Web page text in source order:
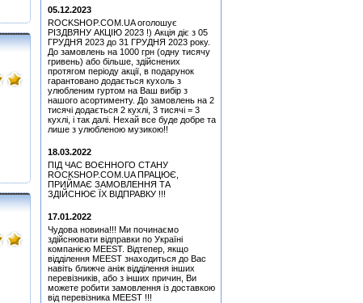
(Міка Тійскя)
Hart, Beth & Bonamassa,
Joe - Seesaw (CD)
Медіатор Uriah Heep - Phil
Lanzon (Філ Лансон)
(Green) Колекційний
Медіатор Uriah Heep - Phil
Lanzon (Філ Лансон) (Red)
Колекційний
Медіатор Uriah Heep - Phil
Колекційний
Медіатор Jyrki
Медіатор Uriah Heep - Phil
(Green) Колекційний
Медіатор Uriah Heep - Phil
Lanzon (Філ Лансон)
(Green) Колекційний
Медіатор Burning Dwarf
Attack Mr. Fastfinge Mika
Tyyska (Міка Тійскя)
05.12.2023
ROCKSHOP.COM.UA оголошує
РІЗДВЯНУ АКЦІЮ 2023 !) Акція діє з 05
ГРУДНЯ 2023 до 31 ГРУДНЯ 2023 року.
До замовлень на 1000 грн (одну тисячу
гривень) або більше, здійснених
протягом періоду акції, в подарунок
гарантовано додається кухоль з
улюбленим гуртом на Ваш вибір з
нашого асортименту. До замовлень на 2
тисячі додається 2 кухлі, 3 тисячі = 3
кухлі, і так далі. Нехай все буде добре та
лише з улюбленою музикою!!
18.03.2022
ПІД ЧАС ВОЄННОГО СТАНУ
ROCKSHOP.COM.UA ПРАЦЮЄ,
ПРИЙМАЄ ЗАМОВЛЕННЯ ТА
ЗДІЙСНЮЄ ЇХ ВІДПРАВКУ !!!
17.01.2022
Чудова новина!!! Ми починаємо
здійснювати відправки по Україні
компанією MEEST. Відтепер, якщо
відділення MEEST знаходиться до Вас
навіть ближче аніж відділення інших
перевізників, або з інших причин, Ви
можете робити замовлення із доставкою
від перевізника MEEST !!!